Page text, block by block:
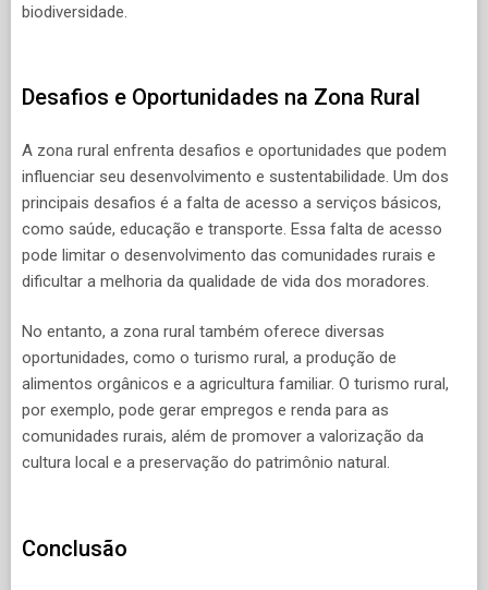
biodiversidade.
Desafios e Oportunidades na Zona Rural
A zona rural enfrenta desafios e oportunidades que podem
influenciar seu desenvolvimento e sustentabilidade. Um dos
principais desafios é a falta de acesso a serviços básicos,
como saúde, educação e transporte. Essa falta de acesso
pode limitar o desenvolvimento das comunidades rurais e
dificultar a melhoria da qualidade de vida dos moradores.
No entanto, a zona rural também oferece diversas
oportunidades, como o turismo rural, a produção de
alimentos orgânicos e a agricultura familiar. O turismo rural,
por exemplo, pode gerar empregos e renda para as
comunidades rurais, além de promover a valorização da
cultura local e a preservação do patrimônio natural.
Conclusão